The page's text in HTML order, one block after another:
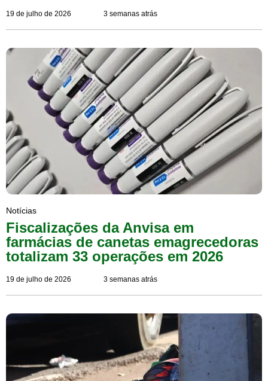
19 de julho de 2026 3 semanas atrás
Notícias
Fiscalizações da Anvisa em
farmácias de canetas emagrecedoras
totalizam 33 operações em 2026
19 de julho de 2026 3 semanas atrás